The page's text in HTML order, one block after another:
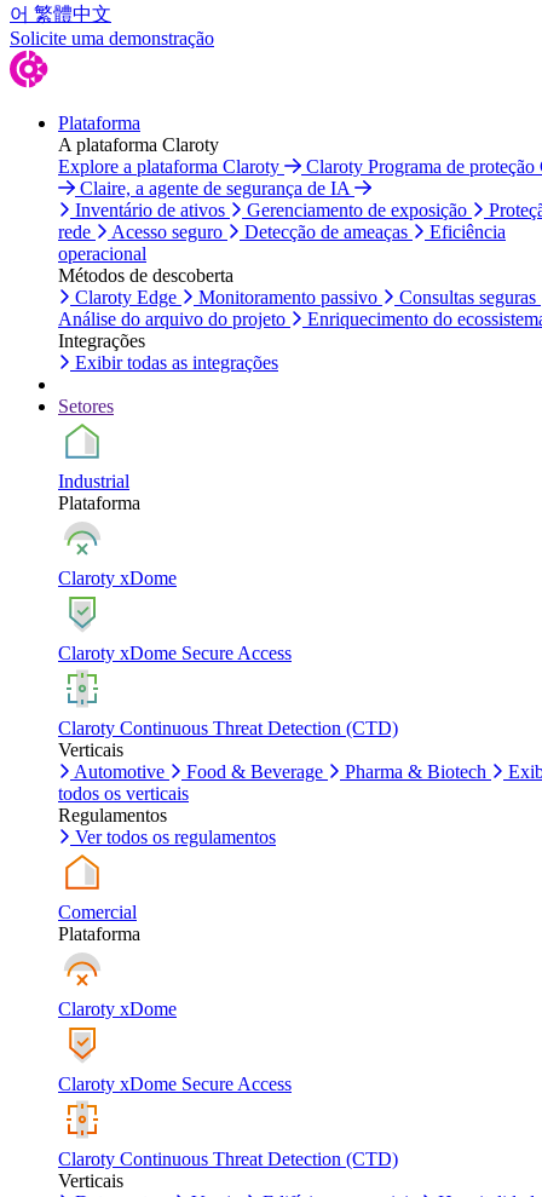
어 繁體中文
Solicite uma demonstração
Plataforma
A plataforma Claroty
Explore a plataforma Claroty
Claroty Programa de proteção
Claire, a agente de segurança de IA
Inventário de ativos
Gerenciamento de exposição
rede
Acesso seguro Detecção de ameaças
Eficiência
operacional
Métodos de descoberta
Claroty Edge
Monitoramento passivo
Consultas seguras
Análise do arquivo do projeto
Enriquecimento do
Integrações
Exibir todas as integrações
Setores
Industrial
Plataforma
Claroty xDome
Claroty xDome Secure Access
Claroty Continuous Threat Detection (CTD)
Verticais
Automotive
Food & Beverage Pharma & Biotech
todos os verticais
Regulamentos
Ver todos os regulamentos
Comercial
Plataforma
Claroty xDome
Claroty xDome Secure Access
Claroty Continuous Threat Detection (CTD)
Verticais